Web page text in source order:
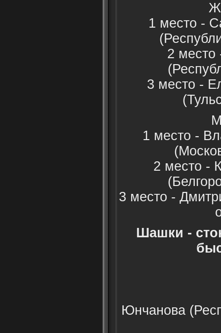
1 место -
2 место
3 место -
1 место -
2 место -
3 место -
Шашки -
Юнчанова